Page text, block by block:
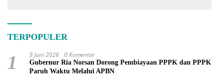
TERPOPULER
1 9 Juni 2026 0 Komentar
Gubernur Ria Norsan Dorong Pembiayaan PPPK dan PPPK
Paruh Waktu Melalui APBN